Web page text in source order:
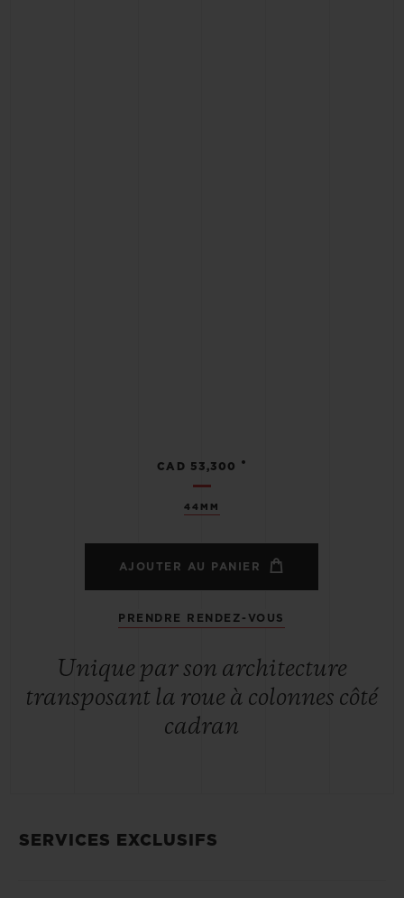
44MM
CAD 53,300 •
AJOUTER AU PANIER
PRENDRE RENDEZ-VOUS
Unique par son architecture
transposant la roue à colonnes côté
cadran
SERVICES EXCLUSIFS